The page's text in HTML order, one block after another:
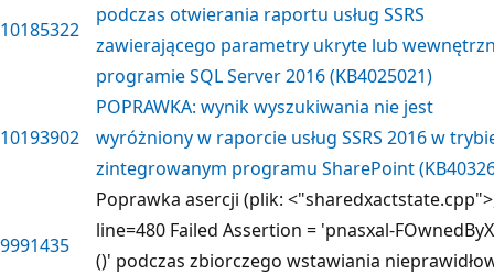
10185322
podczas otwierania raportu usług SSRS
zawierającego parametry ukryte lub
programie SQL Server 2016 (KB4025021)
10193902
POPRAWKA: wynik wyszukiwania nie jest
wyróżniony w raporcie usług SSRS 2016 w
zintegrowanym programu SharePoint
9991435
Poprawka asercji (plik:
line=480 Failed Assertion = 'pnasxal-
()' podczas zbiorczego wstawiania